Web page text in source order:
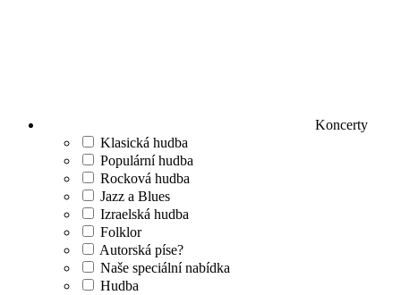
Koncerty
Klasická hudba
Populární hudba
Rocková hudba
Jazz a Blues
Izraelská hudba
Folklor
Autorská píse?
Naše speciální nabídka
Hudba